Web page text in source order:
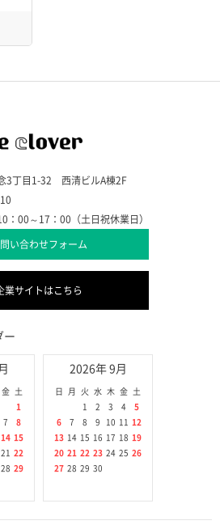
3丁目1-32 西清ビルA棟2F
00～17：00（土日祝休業日）
い合わせフォーム
業サイトはこちら
ー
金
土
1
7
8
14 15
21
22
28 29
2026年 9月
日 月 火 水 木 金
土
1
2 3 4
5
6
7 8 9 10 11
12
13 14 15 16 17 18 19
20 21 22 23 24 25 26
27 28 29 30